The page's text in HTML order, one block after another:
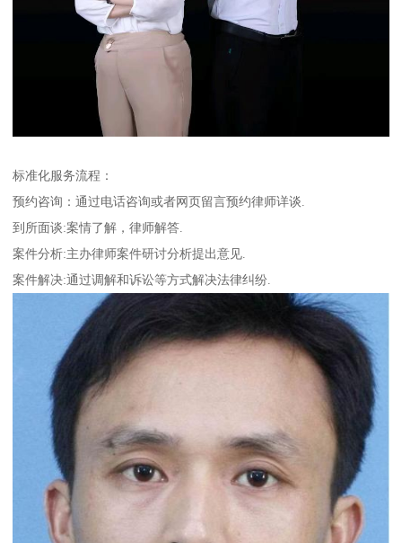
标准化服务流程：
预约咨询：通过电话咨询或者网页留言预约律师详谈.
到所面谈:案情了解，律师解答.
案件分析:主办律师案件研讨分析提出意见.
案件解决:通过调解和诉讼等方式解决法律纠纷.